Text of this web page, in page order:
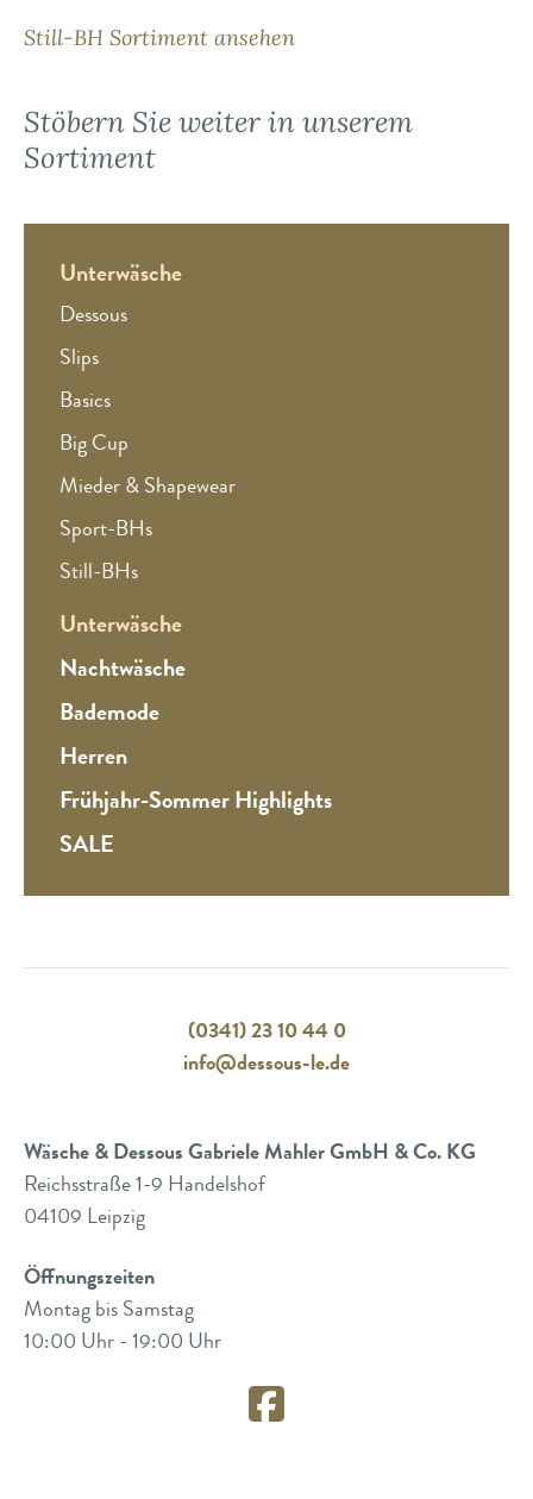
Still-BH Sortiment ansehen
Stöbern Sie weiter in unserem
Sortiment
Unterwäsche
Dessous
Slips
Basics
Big Cup
Mieder & Shapewear
Sport-BHs
Still-BHs
Unterwäsche
Nachtwäsche
Bademode
Herren
Frühjahr-Sommer Highlights
SALE
(0341) 23 10 44 0
info@dessous-le.de
Wäsche & Dessous Gabriele Mahler GmbH & Co. KG
Reichsstraße 1-9 Handelshof
04109 Leipzig
Öffnungszeiten
Montag bis Samstag
10:00 Uhr - 19:00 Uhr